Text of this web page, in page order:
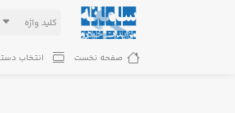
کلید واژه
صفحه نخست انتخاب